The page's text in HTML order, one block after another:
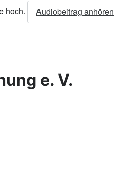
hoch. Audiobeitrag anhören
e. V.